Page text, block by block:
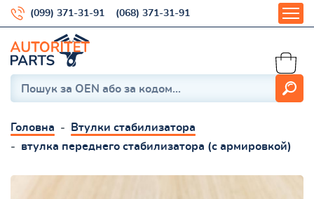
(099) 371-31-91 (068) 371-31-91
Головна
Втулки стабилизатора
втулка переднего стабилизатора (с армировкой)